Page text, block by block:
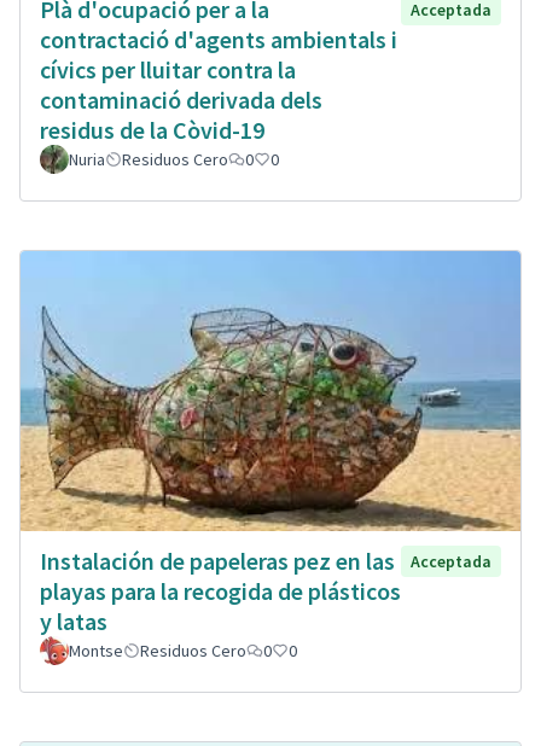
Plà d'ocupació per a la
contractació d'agents ambientals i
cívics per lluitar contra la
contaminació derivada dels
residus de la Còvid-19
Acceptada
Nuria Residuos Cero 0 0
Instalación de papeleras pez en las
playas para la recogida de plásticos
y latas
Acceptada
Montse Residuos Cero 0 0